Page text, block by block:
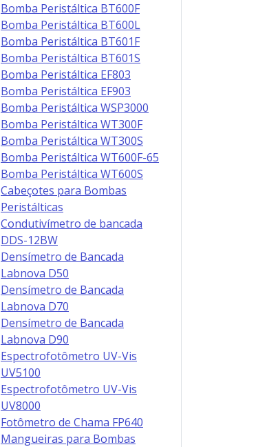
Bomba Peristáltica BT600F
Bomba Peristáltica BT600L
Bomba Peristáltica BT601F
Bomba Peristáltica BT601S
Bomba Peristáltica EF803
Bomba Peristáltica EF903
Bomba Peristáltica WSP3000
Bomba Peristáltica WT300F
Bomba Peristáltica WT300S
Bomba Peristáltica WT600F-65
Bomba Peristáltica WT600S
Cabeçotes para Bombas
Peristálticas
Condutivímetro de bancada
DDS-12BW
Densímetro de Bancada
Labnova D50
Densímetro de Bancada
Labnova D70
Densímetro de Bancada
Labnova D90
Espectrofotômetro UV-Vis
UV5100
Espectrofotômetro UV-Vis
UV8000
Fotômetro de Chama FP640
Mangueiras para Bombas